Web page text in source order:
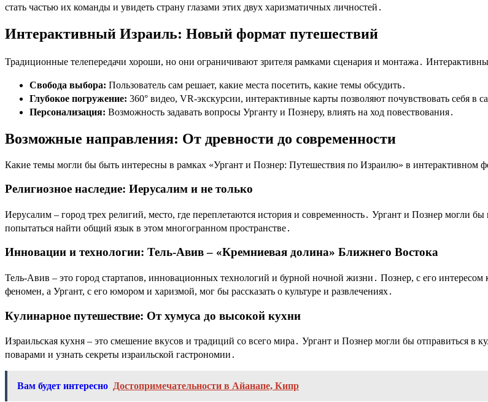
стать частью их команды и увидеть страну глазами этих двух харизматичных личностей․
Интерактивный Израиль: Новый формат путешествий
Традиционные телепередачи хороши, но они ограничивают зрителя рамками сценария и монтажа․
Свобода выбора: Пользователь сам решает, какие места посетить, какие темы обсудить․
Глубокое погружение: 360° видео, VR-экскурсии, интерактивные карты позволяют почувствовать себя в
Персонализация: Возможность задавать вопросы Урганту и Познеру, влиять на ход повествования․
Возможные направления: От древности до современности
Какие темы могли бы быть интересны в рамках «Ургант и Познер: Путешествия по Израилю» в интерактивном
Религиозное наследие: Иерусалим и не только
Иерусалим – город трех религий, место, где переплетаются история и современность․ Ургант и Познер могли
попытаться найти общий язык в этом многогранном пространстве․
Инновации и технологии: Тель-Авив – «Кремниевая долина» Ближнего Востока
Тель-Авив – это город стартапов, инновационных технологий и бурной ночной жизни․ Познер, с его
феномен, а Ургант, с его юмором и харизмой, мог бы рассказать о культуре и развлечениях․
Кулинарное путешествие: От хумуса до высокой кухни
Израильская кухня – это смешение вкусов и традиций со всего мира․ Ургант и Познер могли бы отправиться в
поварами и узнать секреты израильской гастрономии․
Вам будет интересно Достопримечательности в Айанапе, Кипр